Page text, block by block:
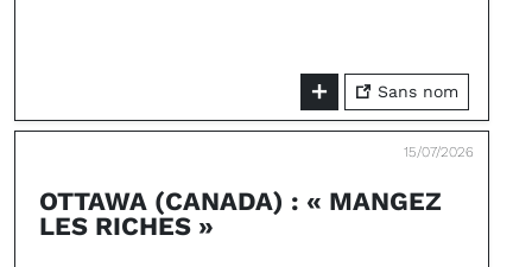
Sans nom
15/07/2026
OTTAWA (CANADA) : « MANGEZ
LES RICHES »